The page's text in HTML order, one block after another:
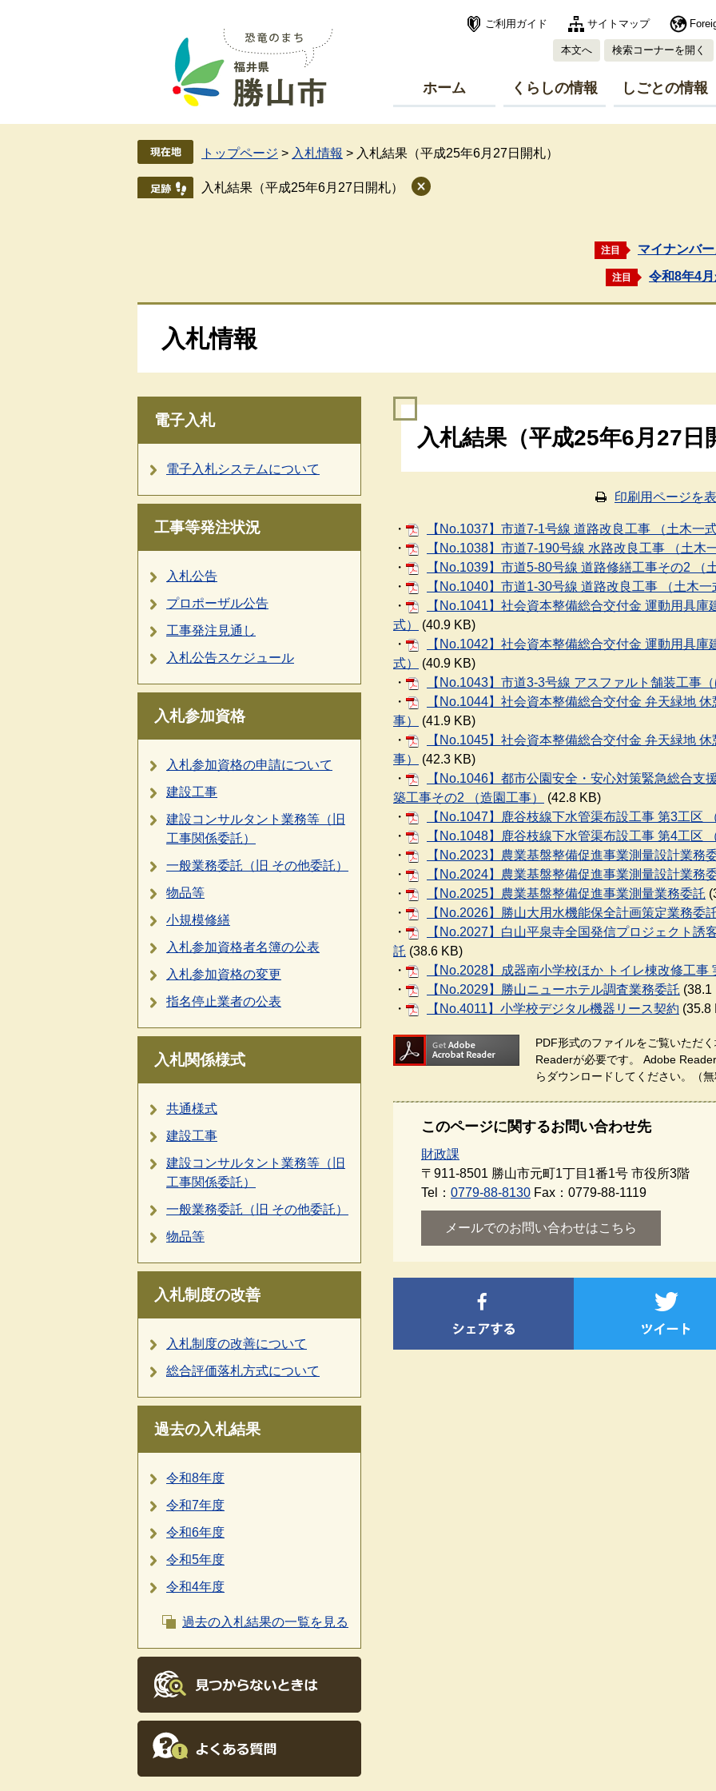
で
ば
ご利用ガイド サイトマップ
本文へ 検索コーナーを開く
ホーム くらしの情報 しごとの情報
トップページ > 入札情報 > 入札結果（平成25年6月27日開札）
入札結果（平成25年6月27日開札）
注目 マイナンバ
注目 令和8年4
入札情報
電子入札
電子入札システムについて
工事等発注状況
入札公告
プロポーザル公告
工事発注見通し
入札公告スケジュール
入札参加資格
入札参加資格の申請について
建設工事
建設コンサルタント業務等（旧
工事関係委託）
一般業務委託（旧 その他委託）
物品等
小規模修繕
入札参加資格者名簿の公表
入札参加資格の変更
指名停止業者の公表
入札関係様式
共通様式
建設工事
建設コンサルタント業務等（旧
工事関係委託）
一般業務委託（旧 その他委託）
物品等
入札制度の改善
入札制度の改善について
総合評価落札方式について
過去の入札結果
令和8年度
令和7年度
令和6年度
令和5年度
令和4年度
過去の入札結果の一覧を見る
入札結果（平成25年6月27日
印刷用ページを
・
【No.1037】市道7-1号線 道路改良工事 （土木一
・
【No.1038】市道7-190号線 水路改良工事 （土木
・
【No.1039】市道5-80号線 道路修繕工事その2 （
・
【No.1040】市道1-30号線 道路改良工事 （土木一
・
【No.1041】社会資本整備総合交付金 運動用具
式）
(40.9 KB)
・
【No.1042】社会資本整備総合交付金 運動用具
式）
(40.9 KB)
・
【No.1043】市道3-3号線 アスファルト舗装工事
・
【No.1044】社会資本整備総合交付金 弁天緑地
事）
(41.9 KB)
・
【No.1045】社会資本整備総合交付金 弁天緑地
事）
(42.3 KB)
・
【No.1046】都市公園安全・安心対策緊急総合支
築工事その2 （造園工事）
(42.8 KB)
・
【No.1047】鹿谷枝線下水管渠布設工事 第3工区
・
【No.1048】鹿谷枝線下水管渠布設工事 第4工区
・
【No.2023】農業基盤整備促進事業測量設計業務
・
【No.2024】農業基盤整備促進事業測量設計業務
・
【No.2025】農業基盤整備促進事業測量業務委託
・
【No.2026】勝山大用水機能保全計画策定業務委
・
【No.2027】白山平泉寺全国発信プロジェクト誘
託 (38.6 KB)
・
【No.2028】成器南小学校ほか トイレ棟改修工事
・
【No.2029】勝山ニューホテル調査業務委託 (38.1
・
【No.4011】小学校デジタル機器リース契約 (35.8
PDF形式のファイルをご覧いただ
Readerが必要です。
Adobe
らダウンロードしてください。（
このページに関するお問い合わせ先
財政課
〒911-8501 勝山市元町1丁目1番1号 市役所3階
Tel： 0779-88-8130 Fax：0779-88-1119
メールでのお問い合わせはこちら